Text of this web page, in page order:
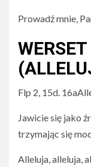
Prowadź mnie,
Flp 2, 15d.
Jawicie się jako
trzymając się
Alleluja, alleluja,